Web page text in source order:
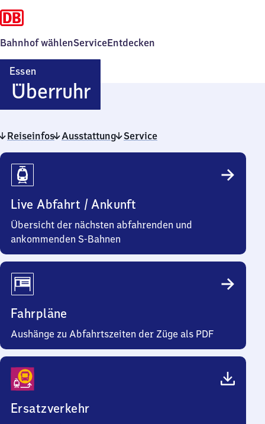
Bahnhof wählenServiceEntdecken
Essen
ÜberruhrEssen-
Überruhr
Reiseinfos Ausstattung Service
Reiseinfos
Live Abfahrt / Ankunft
Übersicht der nächsten abfahrenden und
ankommenden S-Bahnen
Fahrpläne
Aushänge zu Abfahrtszeiten der Züge als PDF
Ersatzverkehr